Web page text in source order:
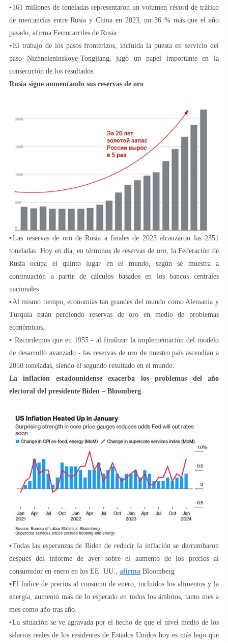
▪️161 millones de toneladas representaron un volumen récord de tráfico
de mercancías entre Rusia y China en 2023, un 36 % más que el año
pasado, afirma Ferrocarriles de Rusia
▪️El trabajo de los pasos fronterizos, incluida la puesta en servicio del
paso Nizhneleninskoye-Tongjiang, jugó un papel importante en la
consecución de los resultados.
Rusia sigue aumentando sus reservas de oro
▪️Las reservas de oro de Rusia a finales de 2023 alcanzaron las 2351
toneladas. Hoy en día, en términos de reservas de oro, la Federación de
Rusia ocupa el quinto lugar en el mundo, según se muestra a
continuación a partir de cálculos basados ​​en los bancos centrales
nacionales
▪️Al mismo tiempo, economías tan grandes del mundo como Alemania y
Turquía están perdiendo reservas de oro en medio de problemas
económicos.
▪️ Recordemos que en 1955 - al finalizar la implementación del modelo
de desarrollo avanzado - las reservas de oro de nuestro país ascendían a
2050 toneladas, siendo el segundo resultado en el mundo.
La inflación estadounidense exacerba los problemas del año
electoral del presidente Biden – Bloomberg
▪️Todas las esperanzas de Biden de reducir la inflación se derrumbaron
después del informe de ayer sobre el aumento de los precios al
consumidor en enero en los EE. UU., afirma Bloomberg
▪️El índice de precios al consumo de enero, incluidos los alimentos y la
energía, aumentó más de lo esperado en todos los ámbitos, tanto mes a
mes como año tras año.
▪️La situación se ve agravada por el hecho de que el nivel medio de los
salarios reales de los residentes de Estados Unidos hoy es más bajo que